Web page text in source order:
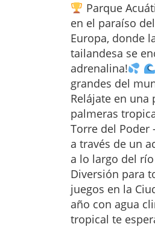
Parque
en el paraíso
Europa, donde
tailandesa se
adrenalina!
grandes del
Relájate en una
palmeras
Torre del Poder
a través de un
a lo largo del
Diversión para
juegos en la
año con agua
tropical te